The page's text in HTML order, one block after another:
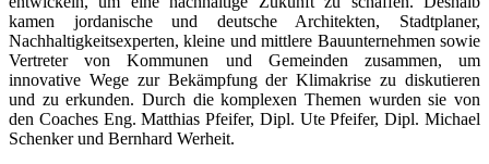
kamen jordanische und deutsche Architekten, Stadtplaner,
Nachhaltigkeitsexperten, kleine und mittlere Bauunternehmen sowie
Vertreter von Kommunen und Gemeinden zusammen, um
innovative Wege zur Bekämpfung der Klimakrise zu diskutieren
und zu erkunden. Durch die komplexen Themen wurden sie von
den Coaches Eng. Matthias Pfeifer, Dipl. Ute Pfeifer, Dipl. Michael
Schenker und Bernhard Werheit.